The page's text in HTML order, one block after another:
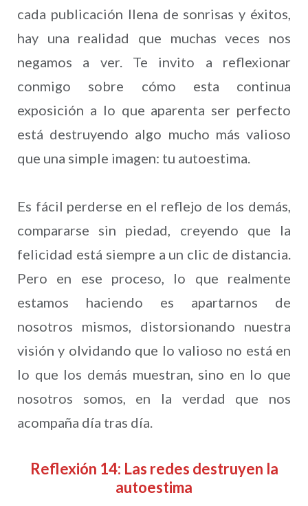
cada publicación llena de sonrisas y éxitos,
hay una realidad que muchas veces nos
negamos a ver. Te invito a reflexionar
conmigo sobre cómo esta continua
exposición a lo que aparenta ser perfecto
está destruyendo algo mucho más valioso
que una simple imagen: tu autoestima.
Es fácil perderse en el reflejo de los demás,
compararse sin piedad, creyendo que la
felicidad está siempre a un clic de distancia.
Pero en ese proceso, lo que realmente
estamos haciendo es apartarnos de
nosotros mismos, distorsionando nuestra
visión y olvidando que lo valioso no está en
lo que los demás muestran, sino en lo que
nosotros somos, en la verdad que nos
acompaña día tras día.
Reflexión 14: Las redes destruyen la
autoestima